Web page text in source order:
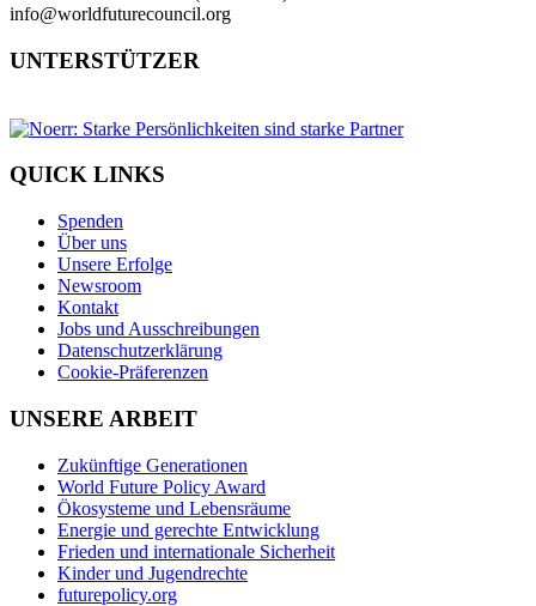
info@worldfuturecouncil.org
UNTERSTÜTZER
QUICK LINKS
Spenden
Über uns
Unsere Erfolge
Newsroom
Kontakt
Jobs und Ausschreibungen
Datenschutzerklärung
Cookie-Präferenzen
UNSERE ARBEIT
Zukünftige Generationen
World Future Policy Award
Ökosysteme und Lebensräume
Energie und gerechte Entwicklung
Frieden und internationale Sicherheit
Kinder und Jugendrechte
futurepolicy.org